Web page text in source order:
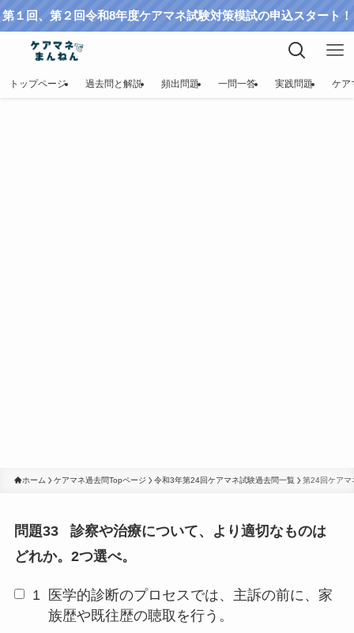
第１回、第２回令和8年度ケアマネ試験対策模試の申込スタート！
トップページ 過去問と解説 頻出問題 一問一答 実践問題 ケア
ホーム ケアマネ過去問Topページ 令和3年第24回ケアマネ試験過去問一覧 第24回ケア
問題33
診察や治療について、より適切なものは
どれか。2つ選べ。
1
医学的診断のプロセスでは、主訴の前に、家
族歴や既往歴の聴取を行う。